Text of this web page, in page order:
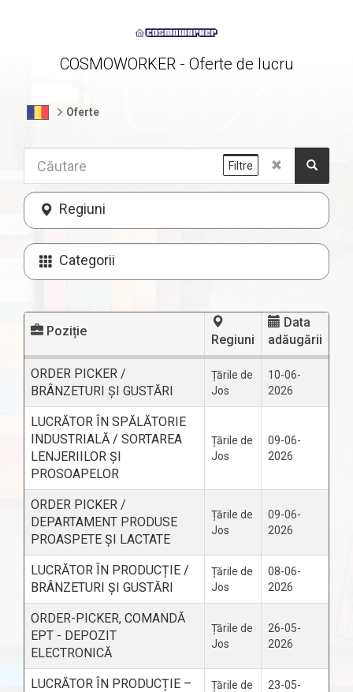
COSMOWORKER - Oferte de lucru
Oferte
Regiuni
Categorii
Filtre
Poziție
Regiuni
Data
adăugării
ORDER PICKER /
BRÂNZETURI ȘI GUSTĂRI
Țările de
Jos
10-06-
2026
LUCRĂTOR ÎN SPĂLĂTORIE
INDUSTRIALĂ / SORTAREA
LENJERIILOR ȘI
PROSOAPELOR
Țările de
Jos
09-06-
2026
ORDER PICKER /
DEPARTAMENT PRODUSE
PROASPETE ȘI LACTATE
Țările de
Jos
09-06-
2026
LUCRĂTOR ÎN PRODUCȚIE /
BRÂNZETURI ȘI GUSTĂRI
Țările de
Jos
08-06-
2026
ORDER-PICKER, COMANDĂ
EPT - DEPOZIT
ELECTRONICĂ
Țările de
Jos
26-05-
2026
LUCRĂTOR ÎN PRODUCȚIE –
Țările de
23-05-